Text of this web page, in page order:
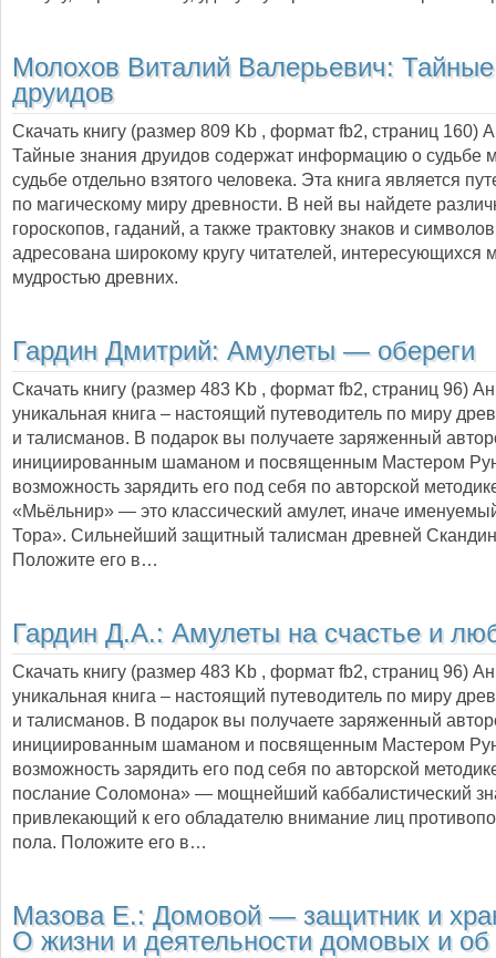
Молохов Виталий Валерьевич:
друидов
Скачать книгу (размер 809 Kb , формат fb2, страниц 160)
Тайные знания друидов содержат информацию о судьбе
судьбе отдельно взятого человека. Эта книга является
по магическому миру древности. В ней вы найдете
гороскопов, гаданий, а также трактовку знаков и
адресована широкому кругу читателей, интересующихся
мудростью древних.
Гардин Дмитрий: Амулеты — обереги
Скачать книгу (размер 483 Kb , формат fb2, страниц 96)
уникальная книга – настоящий путеводитель по миру
и талисманов. В подарок вы получаете заряженный
инициированным шаманом и посвященным Мастером
возможность зарядить его под себя по авторской
«Мьёльнир» — это классический амулет, иначе
Тора». Сильнейший защитный талисман древней
Положите его в…
Гардин Д.А.: Амулеты на счастье и
Скачать книгу (размер 483 Kb , формат fb2, страниц 96)
уникальная книга – настоящий путеводитель по миру
и талисманов. В подарок вы получаете заряженный
инициированным шаманом и посвященным Мастером
возможность зарядить его под себя по авторской
послание Соломона» — мощнейший каббалистический
привлекающий к его обладателю внимание лиц
пола. Положите его в…
Мазова Е.: Домовой — защитник и
О жизни и деятельности домовых и об